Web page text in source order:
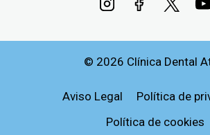
© 2026 Clínica Dental
Aviso Legal
Política de
Política de cookies